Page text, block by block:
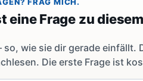
FRAG MICH.
eine Frage zu
wie sie dir gerade einfällt.
Die erste Frage ist